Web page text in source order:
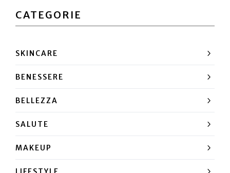
CATEGORIE
SKINCARE
BENESSERE
BELLEZZA
SALUTE
MAKEUP